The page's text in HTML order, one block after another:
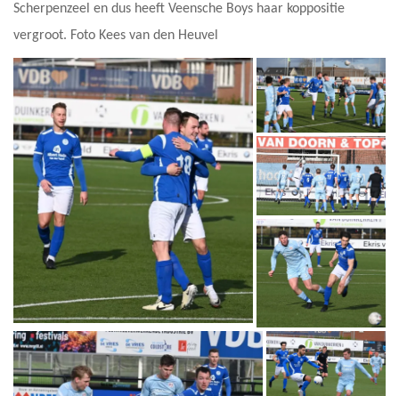
Scherpenzeel en dus heeft Veensche Boys haar koppositie
vergroot. Foto Kees van den Heuvel